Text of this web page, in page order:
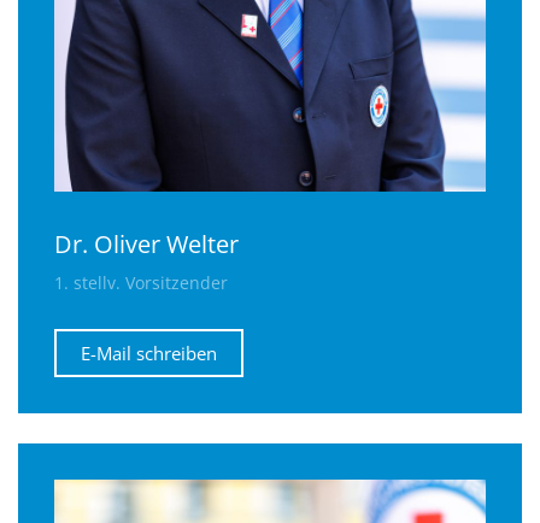
Dr. Oliver Welter
1. stellv. Vorsitzender
E-Mail schreiben